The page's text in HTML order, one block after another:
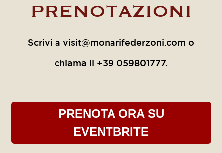
PRENOTAZIONI
Scrivi a visit@monarifederzoni.com o
chiama il +39 059801777.
PRENOTA ORA SU
EVENTBRITE